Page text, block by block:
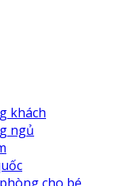
khách
ngủ